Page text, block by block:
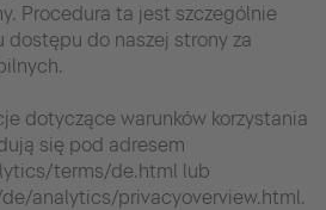
Procedura ta jest szczególnie
dostępu do naszej strony za
dotyczące warunków korzystania
się pod adresem
terms/de.html lub
analytics/privacyoverview.html.